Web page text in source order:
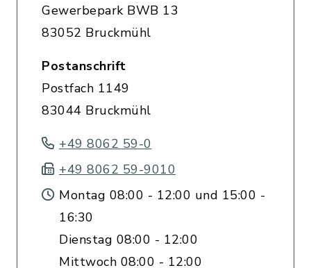
Gewerbepark BWB 13
83052 Bruckmühl
Postanschrift
Postfach 1149
83044 Bruckmühl
+49 8062 59-0
+49 8062 59-9010
Montag 08:00 - 12:00 und 15:00 -
16:30
Dienstag 08:00 - 12:00
Mittwoch 08:00 - 12:00